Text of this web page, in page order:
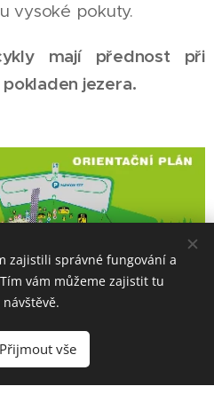
vysoké pokuty.
mají přednost při
jezera.
zajistili správné fungování a
vám můžeme zajistit tu
Přijmout vše